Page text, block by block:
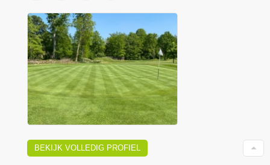
BEKIJK VOLLEDIG PROFIEL